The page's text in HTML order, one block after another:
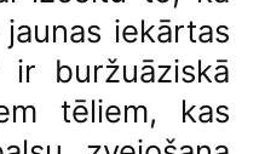
iekārtas
ir buržuāziskā
tēliem, kas